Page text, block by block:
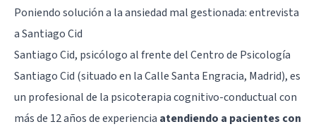
Poniendo solución a la ansiedad mal gestionada: entrevista
a Santiago Cid
Santiago Cid, psicólogo al frente delCentro de Psicología
Santiago Cid (situado en la Calle Santa Engracia, Madrid), es
un profesional de la psicoterapia cognitivo-conductual con
más de 12 años de experiencia atendiendo a pacientes con